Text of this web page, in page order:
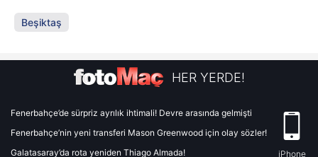
Beşiktaş
HER YERDE!
Fenerbahçe’de sürpriz ayrılık ihtimali! Devre arasında gelmişti
Fenerbahçe’nin yeni transferi Mason Greenwood için olay sözler!
Galatasaray’da rota yeniden Thiago Almada!
iPhone